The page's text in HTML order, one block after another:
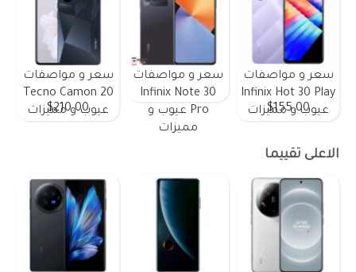
سعر و مواصفات
Infinix Hot 30 Play
عيوب و مميزات
$155.00
سعر و مواصفات
Infinix Note 30
Pro عيوب و
مميزات
سعر و مواصفات
Tecno Camon 20
عيوب و مميزات
$210.00
الاعلى تقييما